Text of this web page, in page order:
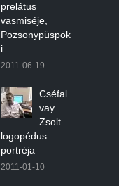
prelátus
vasmiséje,
Pozsonypüspök
i
2011-06-19
Cséfal
vay
Zsolt
logopédus
portréja
2011-01-10